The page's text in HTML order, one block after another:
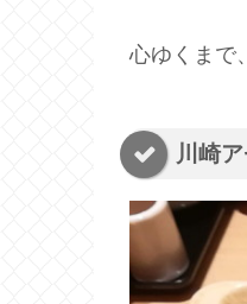
心ゆくまで
川崎